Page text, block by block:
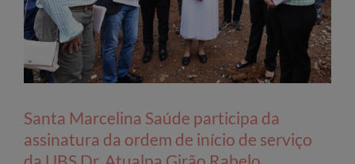
Santa Marcelina Saúde participa da
assinatura da ordem de início de serviço